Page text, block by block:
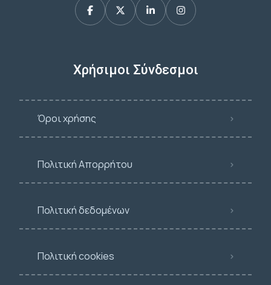
Χρήσιμοι Σύνδεσμοι
Όροι χρήσης
Πολιτική Απορρήτου
Πολιτική δεδομένων
Πολιτική cookies